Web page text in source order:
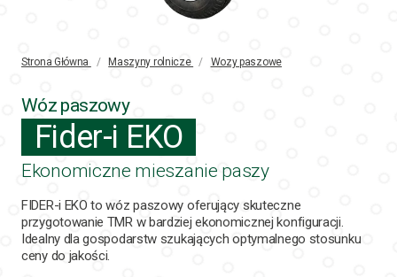
Strona Główna / Maszyny rolnicze / Wozy paszowe
Wóz paszowy
Fider-i EKO
Ekonomiczne mieszanie paszy
FIDER-i EKO to wóz paszowy oferujący skuteczne
przygotowanie TMR w bardziej ekonomicznej konfiguracji.
Idealny dla gospodarstw szukających optymalnego stosunku
ceny do jakości.